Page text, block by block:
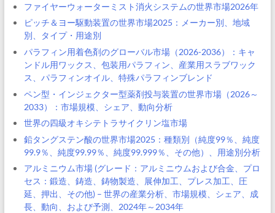
ファイヤーウォーターミスト消火システムの世界市場2026年
ピッチ＆ヨー駆動装置の世界市場2025：メーカー別、地域
別、タイプ・用途別
パラフィン用着色剤のグローバル市場（2026-2036）：キャ
ンドル用ワックス、包装用パラフィン、産業用スラブワック
ス、パラフィンオイル、特殊パラフィンブレンド
ペン型・インジェクター型薬剤投与装置の世界市場（2026～
2033）：市場規模、シェア、動向分析
世界の四級オキシテトラサイクリン塩市場
鉛タングステン酸の世界市場2025：種類別（純度99％、純度
99.9％、純度99.99％、純度99.999％、その他）、用途別分析
アルミニウム市場 (グレード：アルミニウムおよび合金、プロ
セス：鍛造、鋳造、鋳物製造、展伸加工、プレス加工、圧
延、押出、その他) – 世界の産業分析、市場規模、シェア、成
長、動向、および予測、2024年～2034年